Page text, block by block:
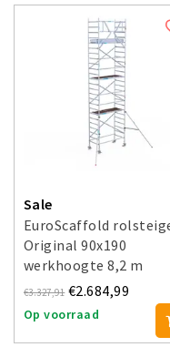
Sale
EuroScaffold
Original 90x190
werkhoogte 8,2 m
€3.327,91 €2.684,99
Op voorraad